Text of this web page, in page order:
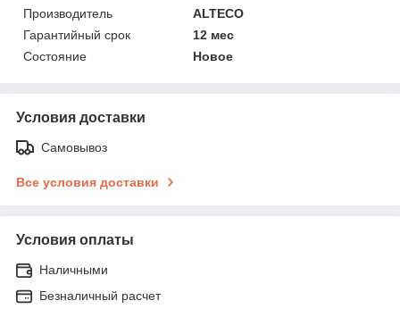
Производитель
ALTECO
Гарантийный срок
12 мес
Состояние
Новое
Условия доставки
Самовывоз
Все условия доставки
Условия оплаты
Наличными
Безналичный расчет